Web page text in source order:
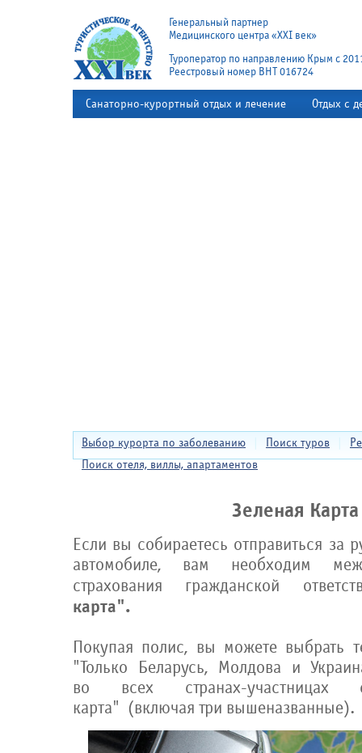
Генеральный партнер
Медицинского центра «XXI век»
Туроператор по направлению Крым с
Реестровый номер ВНТ 016724
Санаторно-курортный отдых и лечение Отдых с
Выбор курорта по заболеванию Поиск туров
Поиск отеля, виллы, апартаментов
Зеленая Карта
Если вы собираетесь отправиться за
автомобиле, вам необходим
страхования гражданской
карта".
Покупая полис, вы можете выбрать
"Только Беларусь, Молдова и
во всех странах-участницах
карта" (включая три вышеназванные).